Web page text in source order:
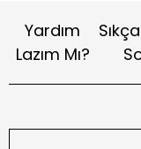
Yardım
Lazım Mı?